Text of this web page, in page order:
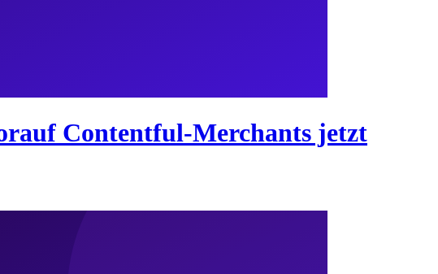
Contentful-Merchants jetzt